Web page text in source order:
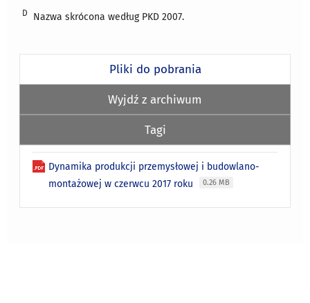
D Nazwa skrócona według PKD 2007.
Pliki do pobrania
Wyjdź z archiwum
Tagi
Dynamika produkcji przemysłowej i budowlano-
montażowej w czerwcu 2017 roku
0.26 MB